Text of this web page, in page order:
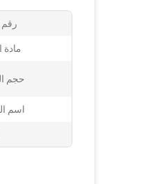
رقم
مادة
حجم
اسم